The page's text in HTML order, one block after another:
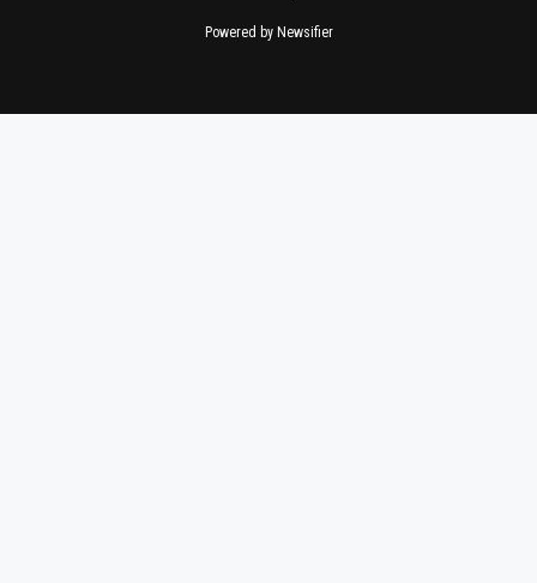
Powered by Newsifier